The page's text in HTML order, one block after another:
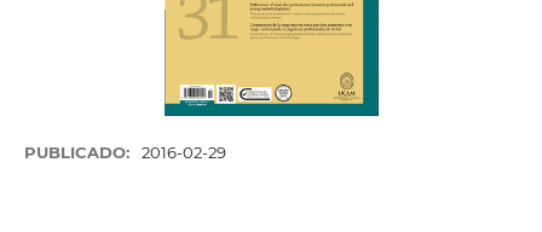
PUBLICADO: 2016-02-29